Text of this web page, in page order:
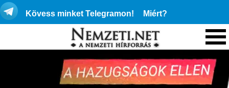
Kövess minket Telegramon! Miért?